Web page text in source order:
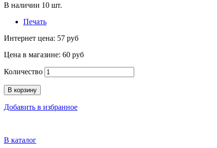
В наличии 10 шт.
Печать
Интернет цена: 57 руб
Цена в магазине: 60 руб
Количество
В корзину
Добавить в избранное
В каталог